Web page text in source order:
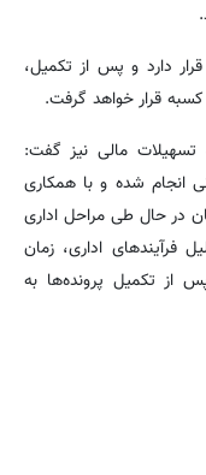
دارد و پس از تکمیل،
قرار خواهد گرفت.
مالی نیز گفت:
انجام شده و با همکاری
در حال طی مراحل اداری
اداری، زمان
از تکمیل پرونده‌ها به